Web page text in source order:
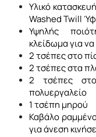
Υλικό
Washed Twill
Υψηλής
κλείδωμα για να
2 τσέπες στο
2 τσέπες στα
2 τσέπες
πολυεργαλείο
1 τσέπη μηρού
Καβάλο
για άνεση